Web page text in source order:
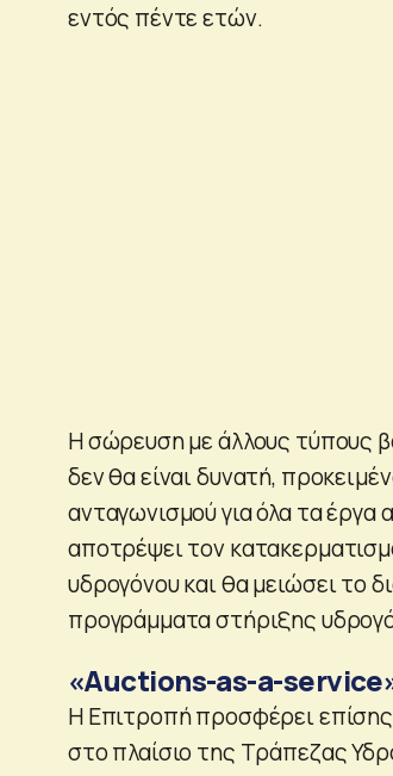
εντός πέντε ετών.
Η σώρευση με άλλους τύπους
δεν θα είναι δυνατή,
ανταγωνισμού για όλα τα
αποτρέψει τον
υδρογόνου και θα μειώσει το
προγράμματα στήριξης
«Auctions-as-a-
Η Επιτροπή προσφέρει
στο πλαίσιο της Τράπεζας